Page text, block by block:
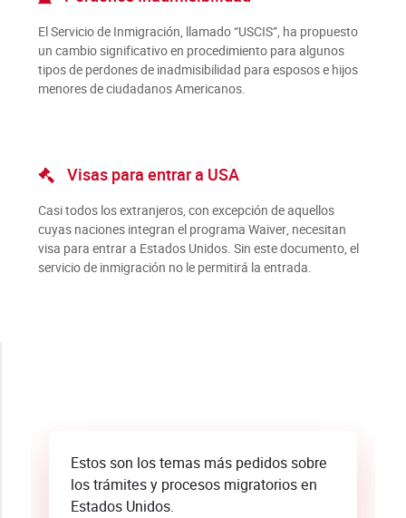
El Servicio de Inmigración, llamado “USCIS”, ha propuesto
un cambio significativo en procedimiento para algunos
tipos de perdones de inadmisibilidad para esposos e hijos
menores de ciudadanos Americanos.
Visas para entrar a USA
Casi todos los extranjeros, con excepción de aquellos
cuyas naciones integran el programa Waiver, necesitan
visa para entrar a Estados Unidos. Sin este documento, el
servicio de inmigración no le permitirá la entrada.
Estos son los temas más pedidos sobre
los trámites y procesos migratorios en
Estados Unidos.